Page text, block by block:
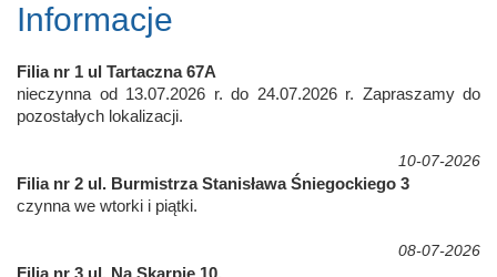
Informacje
Filia nr 1 ul Tartaczna 67A
nieczynna od 13.07.2026 r. do 24.07.2026 r. Zapraszamy do
pozostałych lokalizacji.
10-07-2026
Filia nr 2 ul. Burmistrza Stanisława Śniegockiego 3
czynna we wtorki i piątki.
08-07-2026